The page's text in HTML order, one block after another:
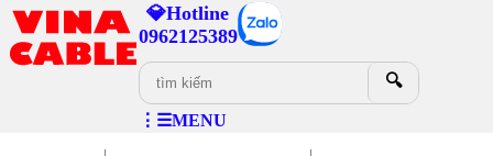
💎Hotline
0962125389
🔍
⋮☰MENU